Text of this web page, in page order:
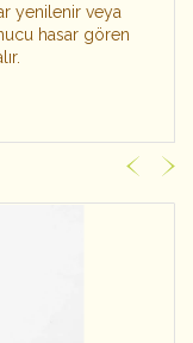
yenilenir veya
hasar gören